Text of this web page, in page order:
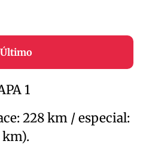
1
228 km / especial: